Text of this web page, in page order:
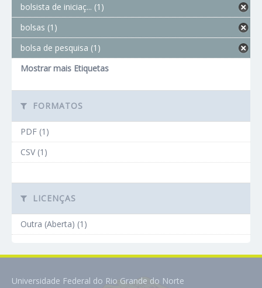
bolsista de iniciaç... (1)
bolsas (1)
bolsa de pesquisa (1)
Mostrar mais Etiquetas
FORMATOS
PDF (1)
CSV (1)
LICENÇAS
Outra (Aberta) (1)
Universidade Federal do Rio Grande do Norte